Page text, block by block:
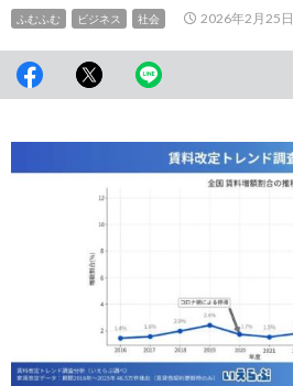
ふむふむ ビジネス 社会 2026年2月25日